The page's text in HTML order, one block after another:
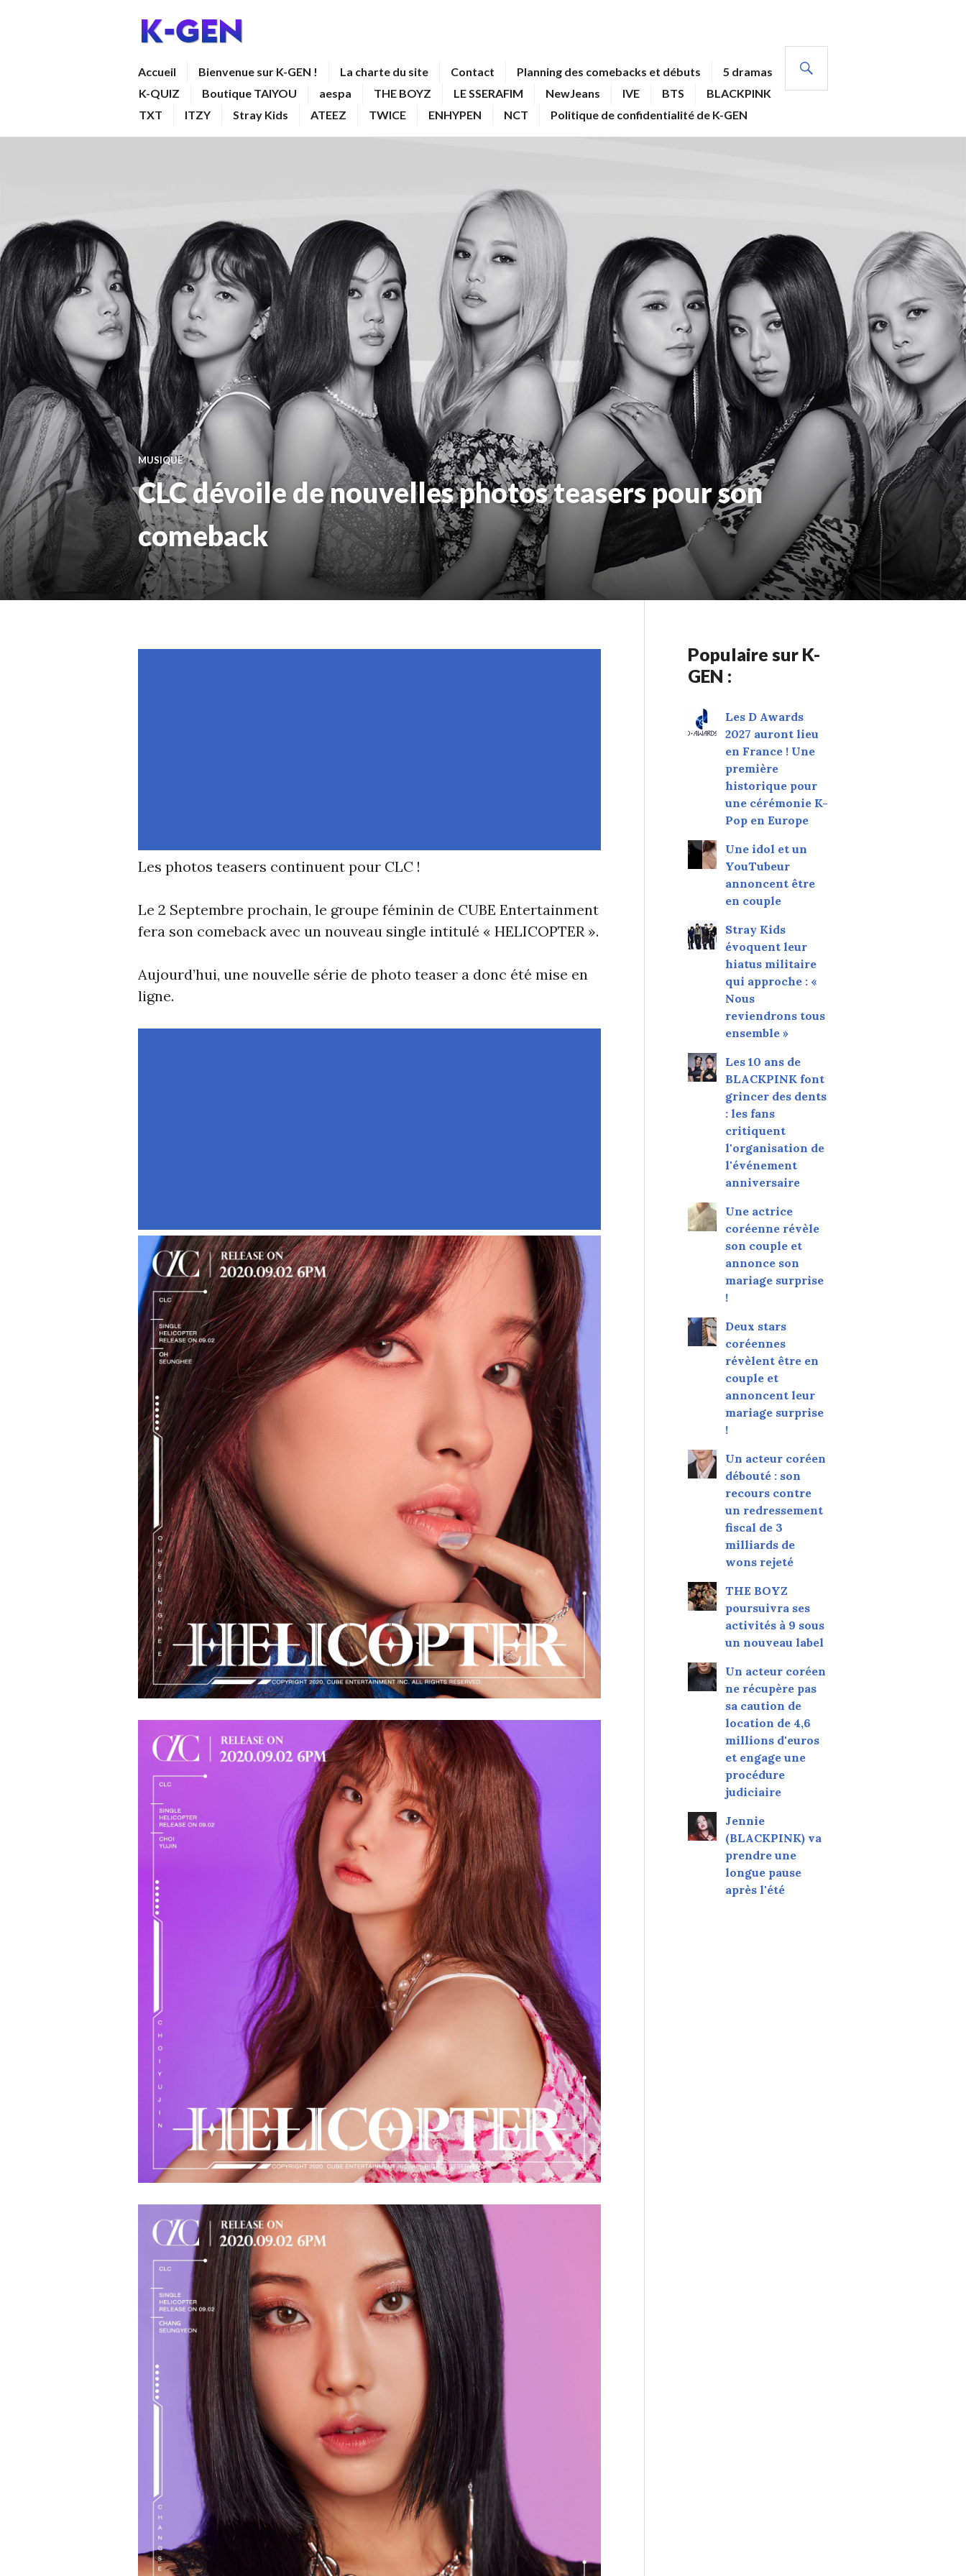
Accueil Bienvenue sur K-GEN ! La charte du site Contact Planning des comebacks et débuts
5 dramas
K-QUIZ
Boutique TAIYOU aespa THE BOYZ LE SSERAFIM NewJeans IVE BTS
BLACKPINK
TXT
ITZY Stray Kids ATEEZ TWICE ENHYPEN NCT Politique de confidentialité de K-GEN
MUSIQUE
CLC dévoile de nouvelles photos teasers pour son
comeback
Les photos teasers continuent pour CLC !
Le 2 Septembre prochain, le groupe féminin de CUBE Entertainment
fera son comeback avec un nouveau single intitulé « HELICOPTER ».
Aujourd’hui, une nouvelle série de photo teaser a donc été mise en
ligne.
Populaire sur K-
GEN :
Les D Awards
2027 auront lieu
en France ! Une
première
historique pour
une cérémonie K-
Pop en Europe
Une idol et un
YouTubeur
annoncent être
en couple
Stray Kids
évoquent leur
hiatus militaire
qui approche : «
Nous
reviendrons tous
ensemble »
Les 10 ans de
BLACKPINK font
grincer des dents
: les fans
critiquent
l'organisation de
l'événement
anniversaire
Une actrice
coréenne révèle
son couple et
annonce son
mariage surprise
!
Deux stars
coréennes
révèlent être en
couple et
annoncent leur
mariage surprise
!
Un acteur coréen
débouté : son
recours contre
un redressement
fiscal de 3
milliards de
wons rejeté
THE BOYZ
poursuivra ses
activités à 9 sous
un nouveau label
Un acteur coréen
ne récupère pas
sa caution de
location de 4,6
millions d'euros
et engage une
procédure
judiciaire
Jennie
(BLACKPINK) va
prendre une
longue pause
après l'été